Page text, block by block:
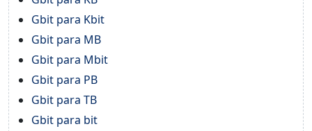
Gbit para Kbit
Gbit para MB
Gbit para Mbit
Gbit para PB
Gbit para TB
Gbit para bit